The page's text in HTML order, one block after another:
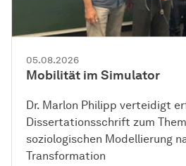
05.08.2026
Mobilität im Simulator
Dr. Marlon Philipp verteidigt
Dissertationsschrift zum
soziologischen Modellierung
Transformation